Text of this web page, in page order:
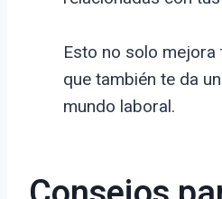
Esto no solo mejora
que también te da
mundo laboral.